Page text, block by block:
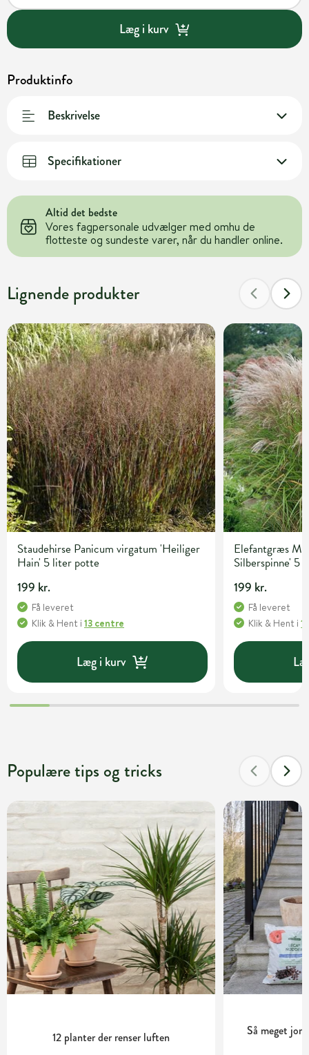
Læg i kurv
Produktinfo
Beskrivelse
Specifikationer
Altid det bedste
Vores fagpersonale udvælger med omhu de
flotteste og sundeste varer, når du handler online.
Lignende produkter
Staudehirse Panicum virgatum 'Heiliger
Hain' 5 liter potte
199 kr.
Få leveret
Klik & Hent i 13 centre
Læg i kurv
Elefantgræs
Silberspinne' 5
199 kr.
Få leveret
Klik & Hent i
Populære tips og tricks
12 planter der renser luften Så meget